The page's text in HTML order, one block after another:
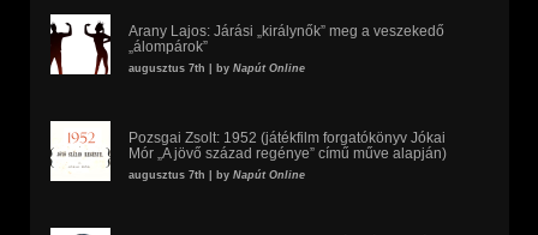
Arany Lajos: Járási „királynők” meg a veszekedő
„álompárok”
augusztus 7th | by Napút Online
Pozsgai Zsolt: 1952 (játékfilm forgatókönyv Jókai
Mór „A jövő század regénye” című műve alapján)
augusztus 7th | by Napút Online